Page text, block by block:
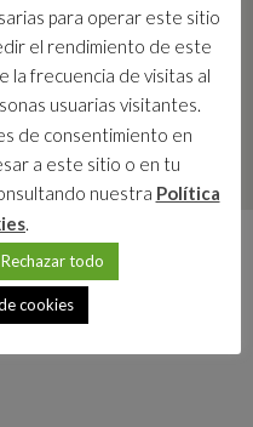
para operar este sitio
el rendimiento de este
la frecuencia de visitas al
usuarias visitantes.
de consentimiento en
a este sitio o en tu
nuestra Política
Rechazar todo
cookies